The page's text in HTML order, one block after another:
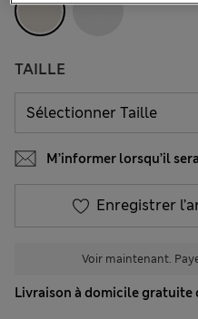
TAILLE
M’informer lorsqu’il
Enregistrer
Voir maintenant.
Livraison à domicile gratuite